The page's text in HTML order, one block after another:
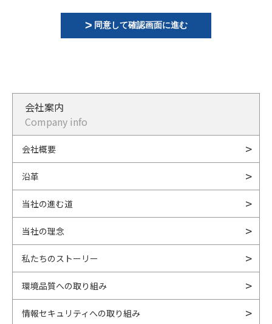
同意して確認画面に進む
会社案内
Company info
会社概要
沿革
当社の進む道
当社の理念
私たちのストーリー
環境品質への取り組み
情報セキュリティへの取り組み